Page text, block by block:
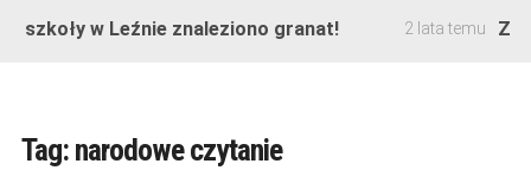
w Leźnie znaleziono granat! 2 lata temu
Tag: narodowe czytanie